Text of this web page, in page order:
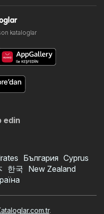
kataloglar
edin
България Cyprus
한국 New Zealand
.